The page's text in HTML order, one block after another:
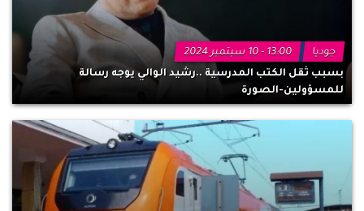
جوديا
13:00 - 10 سبتمبر 2024
بسبب ثقل الكتب المدرسية ..رشيد الوالي يوجه رسالة
للمسؤولين-الصورة